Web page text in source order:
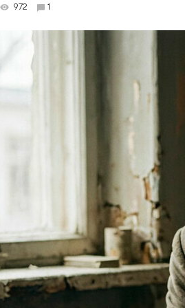
972 1